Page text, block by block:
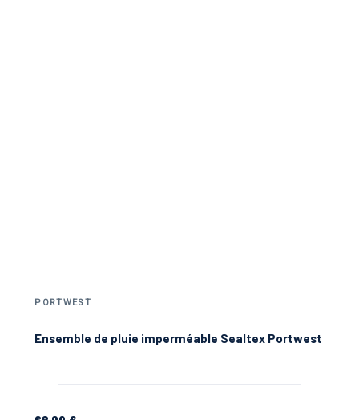
PORTWEST
Ensemble de pluie imperméable Sealtex Portwest